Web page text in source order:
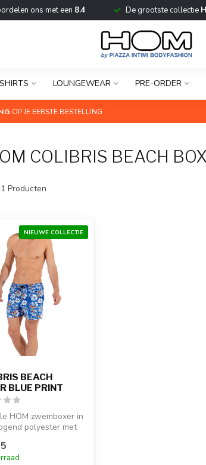
ons met een 8.4 De grootste collectie
SHIRTS LOUNGEWEAR PRE-ORDER
OP JE EERSTE BESTELLING
COLIBRIS BEACH
1 Producten
NIEUWE COLLECTIE
BEACH
BLUE PRINT
HOM zwemboxer in
polyester met